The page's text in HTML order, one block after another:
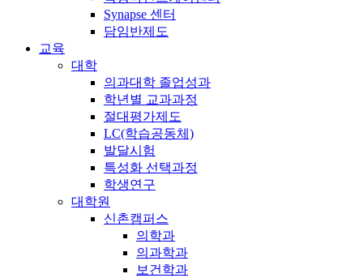
Synapse 센터
담임반제도
교육
대학
의과대학 졸업성과
학년별 교과과정
절대평가제도
LC(학습공동체)
발달시험
특성화 선택과정
학생연구
대학원
신촌캠퍼스
의학과
의과학과
보건학과